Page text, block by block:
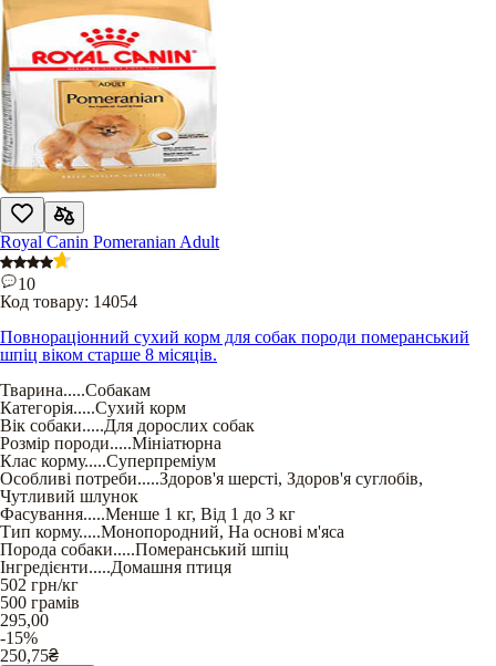
Royal Canin Pomeranian Adult
10
Код товару: 14054
Повнораціонний сухий корм для собак породи померанський
шпіц віком старше 8 місяців.
Тварина.....Собакам
Категорія.....Сухий корм
Вік собаки.....Для дорослих собак
Розмір породи.....Мініатюрна
Клас корму.....Суперпреміум
Особливі потреби.....Здоров'я шерсті, Здоров'я суглобів,
Чутливий шлунок
Фасування.....Менше 1 кг, Від 1 до 3 кг
Тип корму.....Монопородний, На основі м'яса
Порода собаки.....Померанський шпіц
Інгредієнти.....Домашня птиця
502 грн/кг
500 грамів
295,00
-15%
250,75₴